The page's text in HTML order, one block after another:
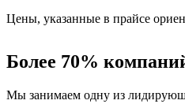
Цены, указанные в прайсе
Более 70%
Мы занимаем одну из